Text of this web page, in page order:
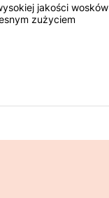
jakości wosków
zużyciem